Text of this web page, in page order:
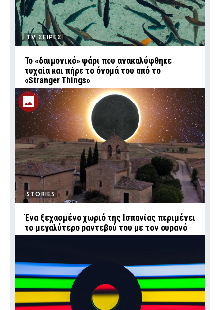
TV ΣΕΙΡΕΣ
Το «δαιμονικό» ψάρι που ανακαλύφθηκε
τυχαία και πήρε το όνομά του από το
«Stranger Things»
STORIES
Ένα ξεχασμένο χωριό της Ισπανίας περιμένει
το μεγαλύτερο ραντεβού του με τον ουρανό